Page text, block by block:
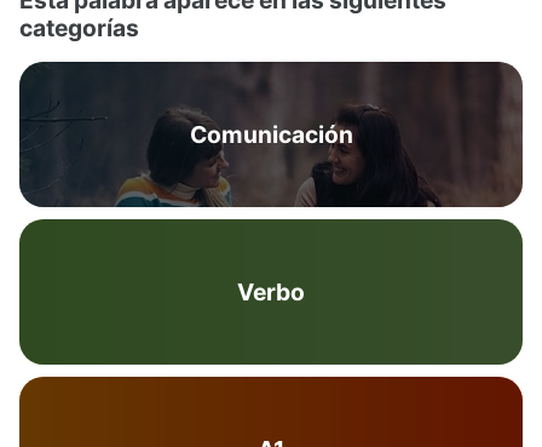
categorías
Comunicación
Verbo